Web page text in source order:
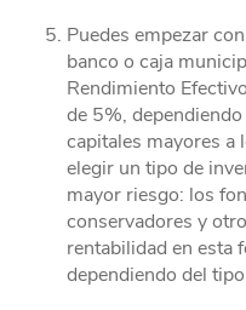
Puedes empezar
banco o caja
Rendimiento
de 5%,
capitales mayores a
elegir un tipo de
mayor riesgo: los
conservadores y
rentabilidad en esta
dependiendo del